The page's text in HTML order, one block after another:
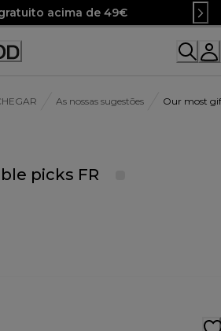
acima de 49€
As nossas sugestões Our most
picks FR